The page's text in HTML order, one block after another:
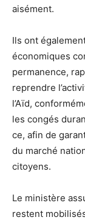
aisément.
Ils ont
économiques
permanence,
reprendre
l’Aïd,
les congés
ce, afin de
du marché
citoyens.
Le ministère
restent